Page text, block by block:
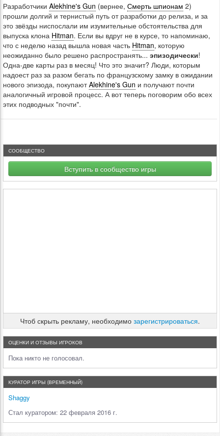
Разработчики Alekhine's Gun (вернее, Смерть шпионам 2)
прошли долгий и тернистый путь от разработки до релиза, и за
это звёзды ниспослали им изумительные обстоятельства для
выпуска клона Hitman. Если вы вдруг не в курсе, то напоминаю,
что с неделю назад вышла новая часть Hitman, которую
неожиданно было решено распространять... эпизодически!
Одна-две карты раз в месяц! Что это значит? Люди, которым
надоест раз за разом бегать по французскому замку в ожидании
нового эпизода, покупаютAlekhine's Gun и получают почти
аналогичный игровой процесс. А вот теперь поговорим обо всех
этих подводных "почти".
СООБЩЕСТВО
Вступить в сообщество игры
Чтоб скрыть рекламу, необходимо зарегистрироваться.
ОЦЕНКИ И ОТЗЫВЫ ИГРОКОВ
Пока никто не голосовал.
КУРАТОР ИГРЫ (ВРЕМЕННЫЙ)
Shaggy
Стал куратором: 22 февраля 2016 г.